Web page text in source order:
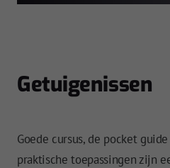
Getuigenissen
Goede cursus, de pocket
praktische toepassingen zijn